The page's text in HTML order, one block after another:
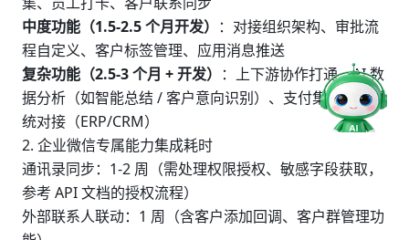
中度功能（1.5-2.5 个月开发） ：对接组织架构、审批流
程自定义、客户标签管理、应用消息推送
复杂功能（2.5-3 个月 + 开发） ：上下游协作打通、AI 数
据分析（如智能总结 / 客户意向识别）、支付集成、多系
统对接（ERP/CRM）
2. 企业微信专属能力集成耗时
通讯录同步：1-2 周（需处理权限授权、敏感字段获取，
参考 API 文档的授权流程）
外部联系人联动：1 周（含客户添加回调、客户群管理功